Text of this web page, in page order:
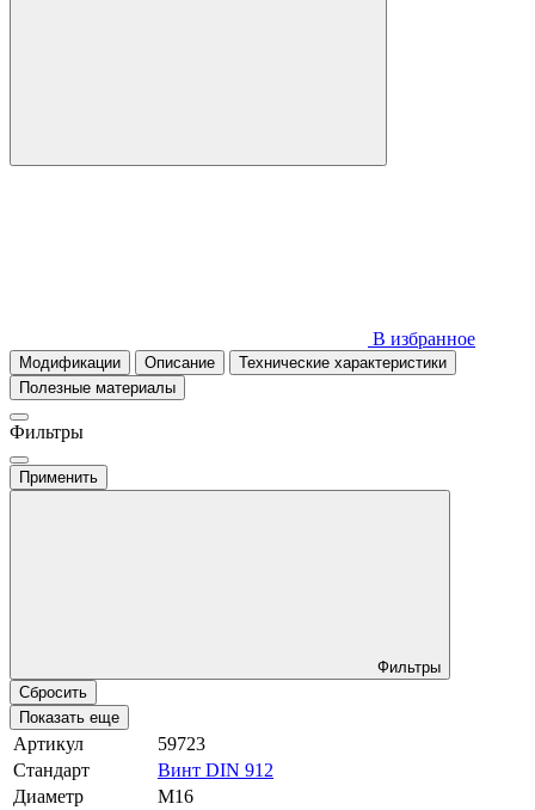
В избранное
Модификации Описание
Технические характеристики
Полезные материалы
Фильтры
Применить
Фильтры
Сбросить
Показать еще
Артикул
59723
Стандарт
Винт DIN 912
Диаметр
М16